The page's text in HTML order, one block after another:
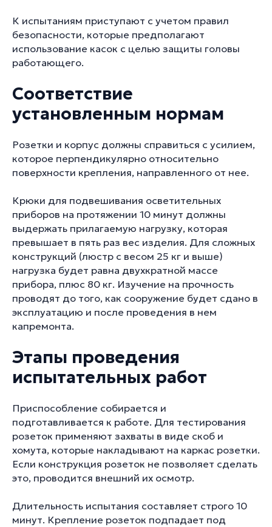
К испытаниям приступают с учетом правил
безопасности, которые предполагают
использование касок с целью защиты головы
работающего.
Соответствие
установленным нормам
Розетки и корпус должны справиться с усилием,
которое перпендикулярно относительно
поверхности крепления, направленного от нее.
Крюки для подвешивания осветительных
приборов на протяжении 10 минут должны
выдержать прилагаемую нагрузку, которая
превышает в пять раз вес изделия. Для сложных
конструкций (люстр с весом 25 кг и выше)
нагрузка будет равна двухкратной массе
прибора, плюс 80 кг. Изучение на прочность
проводят до того, как сооружение будет сдано в
эксплуатацию и после проведения в нем
капремонта.
Этапы проведения
испытательных работ
Приспособление собирается и
подготавливается к работе. Для тестирования
розеток применяют захваты в виде скоб и
хомута, которые накладывают на каркас розетки.
Если конструкция розеток не позволяет сделать
это, проводится внешний их осмотр.
Длительность испытания составляет строго 10
минут. Крепление розеток подпадает под